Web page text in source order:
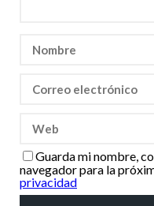
Guarda mi nombre,
navegador para la
privacidad